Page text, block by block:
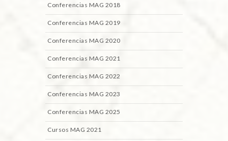
Conferencias MAG 2018
Conferencias MAG 2019
Conferencias MAG 2020
Conferencias MAG 2021
Conferencias MAG 2022
Conferencias MAG 2023
Conferencias MAG 2025
Cursos MAG 2021